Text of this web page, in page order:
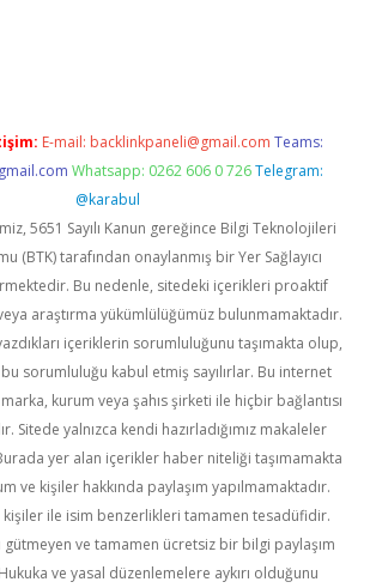
E-mail: backlinkpaneli@gmail.com Teams:
Whatsapp: 0262 606 0 726 Telegram:
@karabul
5651 Sayılı Kanun gereğince Bilgi Teknolojileri
(BTK) tarafından onaylanmış bir Yer Sağlayıcı
Bu nedenle, sitedeki içerikleri proaktif
araştırma yükümlülüğümüz bulunmamaktadır.
içeriklerin sorumluluğunu taşımakta olup,
sorumluluğu kabul etmiş sayılırlar. Bu internet
kurum veya şahıs şirketi ile hiçbir bağlantısı
Sitede yalnızca kendi hazırladığımız makaleler
yer alan içerikler haber niteliği taşımamakta
ve kişiler hakkında paylaşım yapılmamaktadır.
kişiler ile isim benzerlikleri tamamen tesadüfidir.
gütmeyen ve tamamen ücretsiz bir bilgi paylaşım
ve yasal düzenlemelere aykırı olduğunu